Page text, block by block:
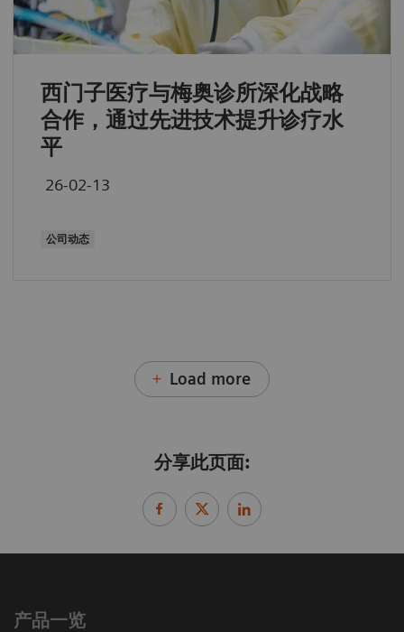
西门子医疗与梅奥诊所深化战略
合作，通过先进技术提升诊疗水
平
26-02-13
公司动态
Load more
分享此页面:
产品一览